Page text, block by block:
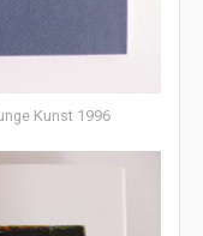
Kunst 1996